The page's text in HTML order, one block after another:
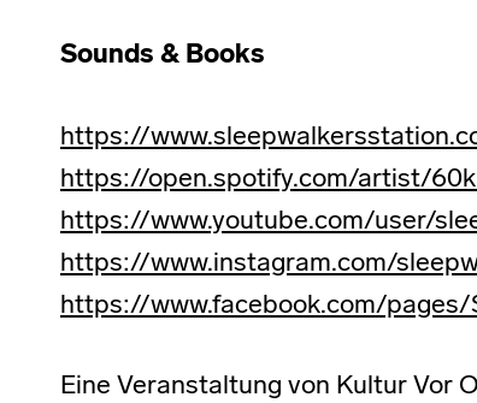
Sounds & Books
https://
https://open.spotify.com/artist/
https://www.youtube.com/user/
https://www.instagram.com/
https://www.facebook.com/
Eine Veranstaltung von Kultur Vor